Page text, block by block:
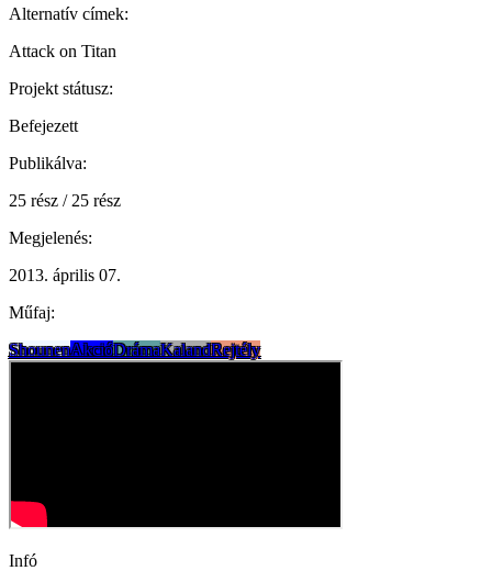
Alternatív címek:
Attack on Titan
Projekt státusz:
Befejezett
Publikálva:
25 rész / 25 rész
Megjelenés:
2013. április 07.
Műfaj:
ShounenAkcióDrámaKalandRejtély
Infó